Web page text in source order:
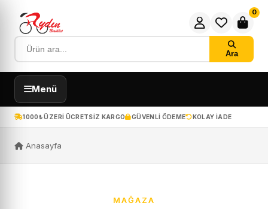
Ara
0
Menü
1000₺ ÜZERI ÜCRETSIZ KARGO GÜVENLI ÖDEME KOLAY IADE
Anasayfa
MAĞAZA